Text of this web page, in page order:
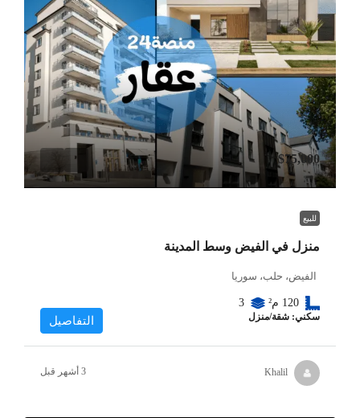
$75,000
للبيع
منزل في الفيض وسط المدينة
الفيض، حلب، سوريا
120 م² 3
سكني: شقة/منزل التفاصيل
Khalil